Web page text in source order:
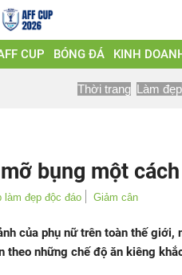
CUP BÓNG ĐÁ KINH
Thời trang Làm đẹp
bụng một
làm đẹp độc đáo Giảm cân
của phụ nữ trên toàn thế
theo những chế độ ăn kiêng